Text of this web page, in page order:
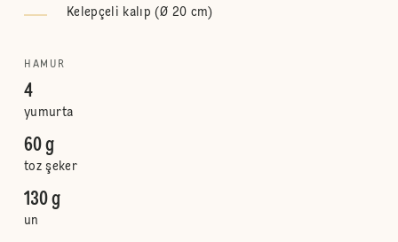
Kelepçeli kalıp (Ø 20 cm)
HAMUR
4
yumurta
60 g
toz şeker
130 g
un